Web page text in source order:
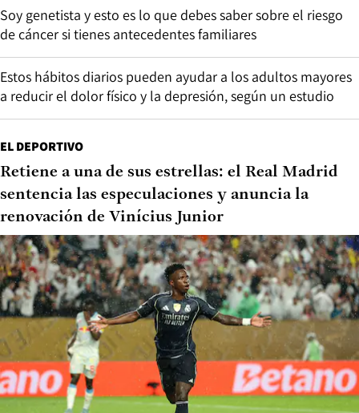
Soy genetista y esto es lo que debes saber sobre el riesgo
de cáncer si tienes antecedentes familiares
Estos hábitos diarios pueden ayudar a los adultos mayores
a reducir el dolor físico y la depresión, según un estudio
EL DEPORTIVO
Retiene a una de sus estrellas: el Real Madrid
sentencia las especulaciones y anuncia la
renovación de Vinícius Junior